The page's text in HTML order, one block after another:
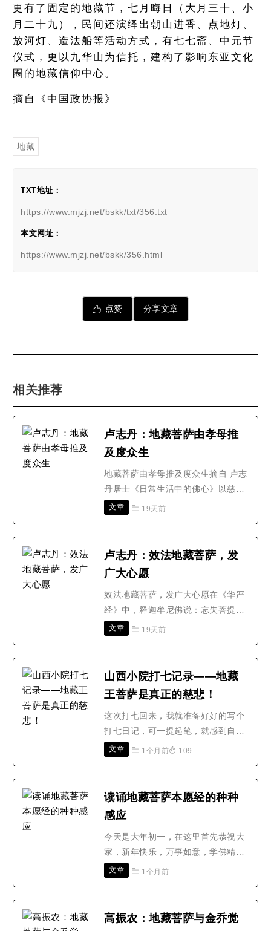
更有了固定的地藏节，七月晦日（大月三十、小
月二十九），民间还演绎出朝山进香、点地灯、
放河灯、造法船等活动方式，有七七斋、中元节
仪式，更以九华山为信托，建构了影响东亚文化
圈的地藏信仰中心。
摘自《中国政协报》
地藏
TXT地址：
https://www.mjzj.net/bskk/txt/356.txt
本文网址：
https://www.mjzj.net/bskk/356.html
点赞 分享文章
相关推荐
卢志丹：地藏菩萨由孝母推
及度众生
地藏菩萨由孝母推及度众生摘自 卢志
丹居士《日常生活中的佛心》以慈悲
为怀的佛陀教导人们要心包太虚，量
关心一切众生的生死荣辱、忧悲苦
体大悲。在我们凡人的人生实践中，
就是不单对自己有关系、认..
文章 19天前
卢志丹：效法地藏菩萨，发
广大心愿
效法地藏菩萨，发广大心愿在《华严
经》中，释迦牟尼佛说：忘失菩提
心，修诸善法，是为魔业。忘失了利
的修种种善法，也只是造作魔鬼的事
经》记载：释迦牟尼佛那时在叨利天
宫说法，他对听法的菩萨和天..
文章 19天前
山西小院打七记录——地藏
王菩萨是真正的慈悲！
这次打七回来，我就准备好好的写个
打七日记，可一提起笔，就感到自己
非常的惭愧，学佛十年以来，惭愧
功修行，所以功夫不得力。 我们家里
子(16岁、上高一)和我共三人。打七
的前三天，感觉较顺利，集..
文章 1个月前 109
读诵地藏菩萨本愿经的种种
感应
今天是大年初一，在这里首先恭祝大
家，新年快乐，万事如意，学佛精
进，佛光普照 南无阿弥陀佛末学今天
发表过一些学佛心得（从父亲的去世
文章 1个月前
高振农：地藏菩萨与金乔觉